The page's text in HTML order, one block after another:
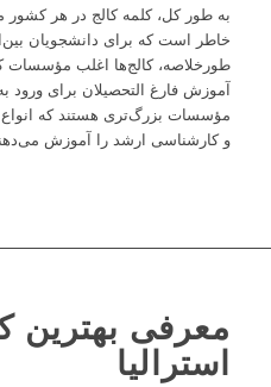
به طور کل، کلمه کالج در هر کشور
خاطر است که برای دانشجویان
طورخلاصه، کالج‌ها اغلب مؤسسات
آموزش فارغ التحصیلان برای ورود به
مؤسسات بزرگ‌تری هستند که انواع
و کارشناسی ارشد را آموزش
معرفی بهترین
استرالیا